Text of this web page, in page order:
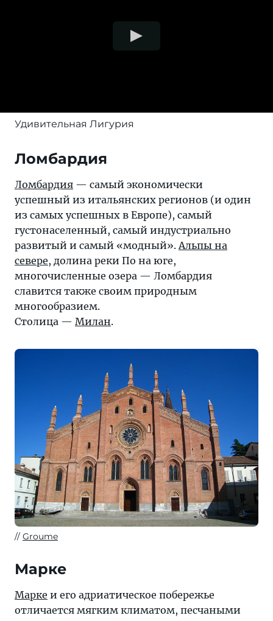
Удивительная Лигурия
Ломбардия
Ломбардия — самый экономически
успешный из итальянских регионов (и один
из самых успешных в Европе), самый
густонаселенный, самый индустриально
развитый и самый «модный».Альпы на
севере, долина реки По на юге,
многочисленные озера — Ломбардия
славится также своим природным
многообразием.
Столица — Милан.
Groume
Марке
Марке и его адриатическое побережье
отличается мягким климатом, песчаными